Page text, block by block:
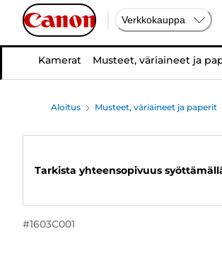
Verkkokauppa
Kamerat Musteet, väriaineet ja
Aloitus Musteet, väriaineet ja paperit
Tarkista yhteensopivuus
#1603C001